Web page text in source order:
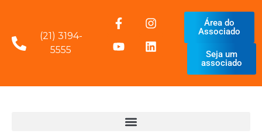
(21) 3194-
5555
Área do
Associado
Seja um
associado